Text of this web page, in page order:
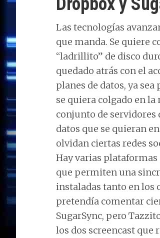
Las tecnologías
que manda. Se quiere
“ladrillito” de disco
quedado atrás con el
planes de datos, ya
se quiera colgado en la
conjunto de
datos que se quieran
olvidan ciertas redes
Hay varias plataformas
que permiten una
instaladas tanto en los
pretendía comentar
SugarSync, pero
los dos screencast que